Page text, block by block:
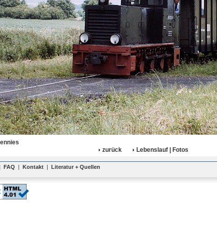
zurück
Lebenslauf | Fotos
FAQ | Kontakt | Literatur + Quellen